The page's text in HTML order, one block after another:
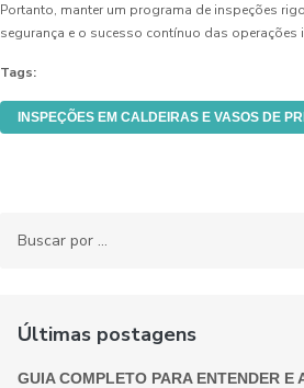
Portanto, manter um programa de inspeções
segurança e o sucesso contínuo das operações
Tags:
INSPEÇÕES EM CALDEIRAS E VASOS DE
Últimas postagens
GUIA COMPLETO PARA ENTENDER E